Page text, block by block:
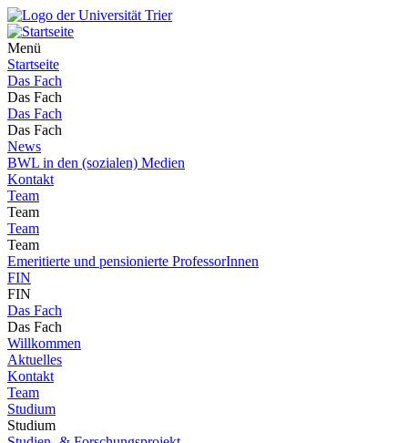
Menü
Startseite
Das Fach
Das Fach
Das Fach
Das Fach
News
BWL in den (sozialen) Medien
Kontakt
Team
Team
Team
Team
Emeritierte und pensionierte ProfessorInnen
FIN
FIN
Das Fach
Das Fach
Willkommen
Aktuelles
Kontakt
Team
Studium
Studium